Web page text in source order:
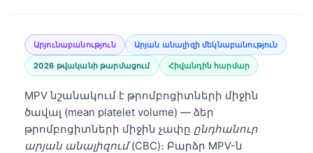
Արյունաբանություն Արյան անալիզի մեկնաբանություն
2026 թվականի թարմացում Հիվանդին հարմար
MPV նշանակում է թրոմբոցիտների միջին
ծավալ (mean platelet volume) — ձեր
թրոմբոցիտների միջին չափը ընդհանուր
արյան անալիզում(CBC)։ Բարձր MPV-ն